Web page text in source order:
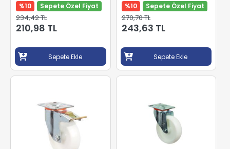
%10 Sepete Özel Fiyat
234,42 TL
210,98 TL
Sepete Ekle
%10 Sepete Özel Fiyat
270,70 TL
243,63 TL
Sepete Ekle